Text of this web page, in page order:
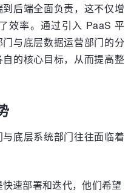
后端全面负责，这不仅增
效率。通过引入 PaaS 平
与底层数据运营部门的分
的核心目标，从而提高整
底层系统部门往往面临着
速部署和迭代，他们希望